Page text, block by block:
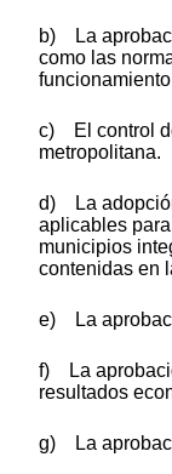
b) La
como las
c) El control
metropolitana.
d) La
aplicables
municipios
contenidas en
e) La
f) La
resultados
g) La